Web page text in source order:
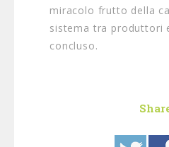
miracolo frutto della
sistema tra produttori
concluso.